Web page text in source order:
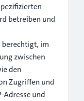
betreiben und
berechtigt, im
zwischen
den
Zugriffen und
und